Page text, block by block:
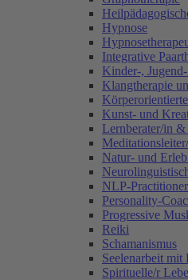
Hypnose
Integrative
Kinder-,
Klangtherapie
Kunst- und
Lernberater/in
Natur- und
NLP-Practitioner
Personality-
Progressive
Reiki
Schamanismus
Seelenarbeit mit
Spirituelle/r